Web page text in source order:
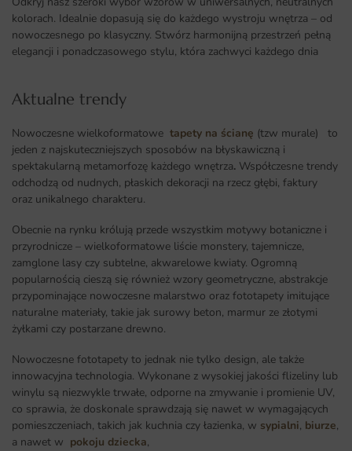
kolorach. Idealnie dopasują się do każdego wystroju wnętrza – od
nowoczesnego po klasyczny. Stwórz harmonijną przestrzeń pełną
elegancji i ponadczasowego stylu, która zachwyci każdego dnia
Aktualne trendy​
Nowoczesne wielkoformatowe tapety na ścianę (tzw murale) to
jeden z najskuteczniejszych sposobów na błyskawiczną i
spektakularną metamorfozę każdego wnętrza. Współczesne trendy
odchodzą od nudnych, płaskich dekoracji na rzecz głębi, faktury
oraz unikalnego charakteru.
Obecnie na rynku królują przede wszystkim motywy botaniczne i
przyrodnicze – wielkoformatowe liście monstery, tajemnicze,
zamglone lasy czy subtelne, akwarelowe kwiaty. Ogromną
popularnością cieszą się również wzory geometryczne, abstrakcje
przypominające nowoczesne malarstwo oraz fototapety imitujące
naturalne materiały, takie jak surowy beton, marmur ze złotymi
żyłkami czy postarzane drewno.
Nowoczesne fototapety to jednak nie tylko design, ale także
innowacyjna technologia. Wykonane z wysokiej jakości flizeliny lub
winylu są niezwykle trwałe, odporne na zmywanie i promienie UV,
co sprawia, że doskonale sprawdzają się nawet w wymagających
pomieszczeniach, takich jak kuchnia czy łazienka, w sypialni, biurze,
a nawet w pokoju dziecka,